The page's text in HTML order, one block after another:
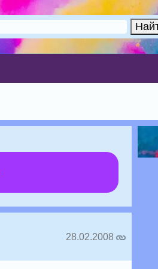
28.02.2008